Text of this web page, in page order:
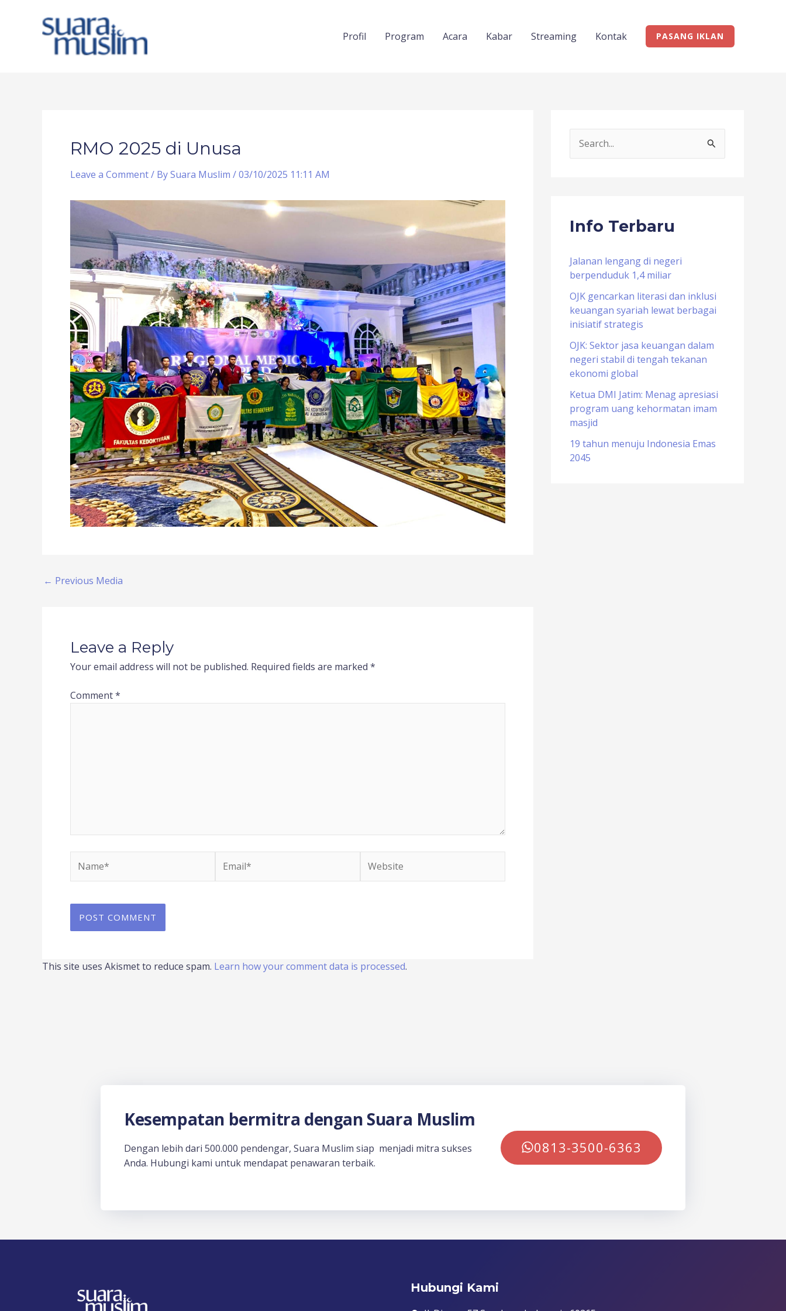
Profil Program Acara Kabar Streaming Kontak PASANG IKLAN
RMO 2025 di Unusa
Leave a Comment/ BySuara Muslim /03/10/2025 11:11 AM
← Previous Media
Leave a Reply
Your email address will not be published. Required fields are marked *
Comment*
This site uses Akismet to reduce spam. Learn how your comment data is processed.
c
f
o
r
:
Info Terbaru
Jalanan lengang di negeri
berpenduduk 1,4 miliar
OJK gencarkan literasi dan inklusi
keuangan syariah lewat berbagai
inisiatif strategis
OJK: Sektor jasa keuangan dalam
negeri stabil di tengah tekanan
ekonomi global
Ketua DMI Jatim: Menag apresiasi
program uang kehormatan imam
masjid
19 tahun menuju Indonesia Emas
2045
Kesempatan bermitra dengan Suara Muslim
Dengan lebih dari 500.000 pendengar, Suara Muslim siap menjadi mitra sukses
Anda. Hubungi kami untuk mendapat penawaran terbaik.
0813-3500-6363
Hubungi Kami